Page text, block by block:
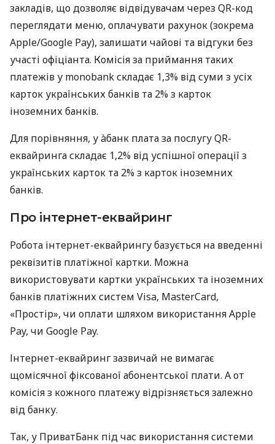
закладів, що дозволяє відвідувачам через QR-код
переглядати меню, оплачувати рахунок (зокрема
Apple/Google Pay), залишати чайові та відгуки без
участі офіціанта. Комісія за приймання таких
платежів у monobank складає 1,3% від суми з усіх
карток українських банків та 2% з карток
іноземних банків.
Для порівняння, у àбанк плата за послугу QR-
еквайринга складає 1,2% від успішної операції з
українських карток та 2% з карток іноземних
банків.
Про інтернет-еквайринг
Робота інтернет-еквайрингу базується на введенні
реквізитів платіжної картки. Можна
використовувати картки українських та іноземних
банків платіжних систем Visa, MasterCard,
«Простір», чи оплати шляхом використання Apple
Pay, чи Google Pay.
Інтернет-еквайринг зазвичай не вимагає
щомісячної фіксованої абонентської плати. А от
комісія з кожного платежу відрізняється залежно
від банку.
Так, у ПриватБанк під час використання системи